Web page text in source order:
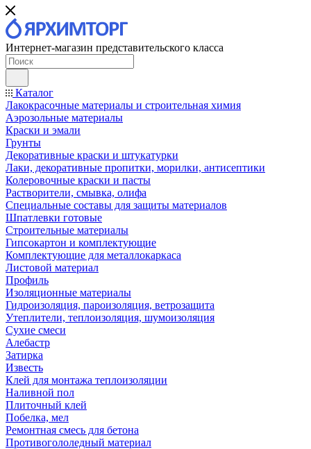
Интернет-магазин представительского класса
Каталог
Лакокрасочные материалы и строительная химия
Аэрозольные материалы
Краски и эмали
Грунты
Декоративные краски и штукатурки
Лаки, декоративные пропитки, морилки, антисептики
Колеровочные краски и пасты
Растворители, смывка, олифа
Специальные составы для защиты материалов
Шпатлевки готовые
Строительные материалы
Гипсокартон и комплектующие
Комплектующие для металлокаркаса
Листовой материал
Профиль
Изоляционные материалы
Гидроизоляция, пароизоляция, ветрозащита
Утеплители, теплоизоляция, шумоизоляция
Сухие смеси
Алебастр
Затирка
Известь
Клей для монтажа теплоизоляции
Наливной пол
Плиточный клей
Побелка, мел
Ремонтная смесь для бетона
Противогололедный материал